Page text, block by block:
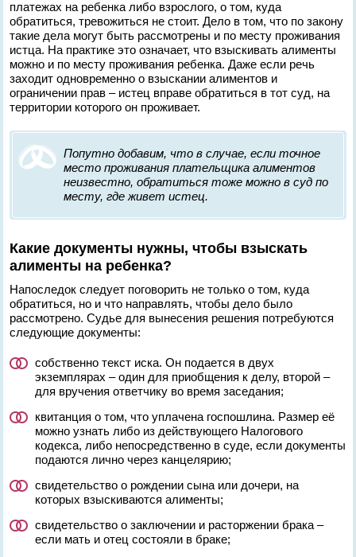
платежах на ребенка либо взрослого, о том, куда
обратиться, тревожиться не стоит. Дело в том, что по закону
такие дела могут быть рассмотрены и по месту проживания
истца. На практике это означает, что взыскивать алименты
можно и по месту проживания ребенка. Даже если речь
заходит одновременно о взыскании алиментов и
ограничении прав – истец вправе обратиться в тот суд, на
территории которого он проживает.
Попутно добавим, что в случае, если точное
место проживания плательщика алиментов
неизвестно, обратиться тоже можно в суд по
месту, где живет истец.
Какие документы нужны, чтобы взыскать
алименты на ребенка?
Напоследок следует поговорить не только о том, куда
обратиться, но и что направлять, чтобы дело было
рассмотрено. Судье для вынесения решения потребуются
следующие документы:
собственно текст иска. Он подается в двух
экземплярах – один для приобщения к делу, второй –
для вручения ответчику во время заседания;
квитанция о том, что уплачена госпошлина. Размер её
можно узнать либо из действующего Налогового
кодекса, либо непосредственно в суде, если документы
подаются лично через канцелярию;
свидетельство о рождении сына или дочери, на
которых взыскиваются алименты;
свидетельство о заключении и расторжении брака –
если мать и отец состояли в браке;